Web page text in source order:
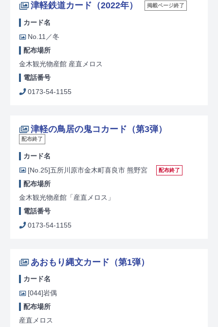
津軽鉄道カード（2022年） 掲載ページ終了
カード名
No.11／冬
配布場所
金木観光物産館 産直メロス
電話番号
0173-54-1155
津軽の鳥居の鬼コカード（第3弾）
配布終了
カード名
[No.25]五所川原市金木町喜良市 熊野宮 配布終了
配布場所
金木観光物産館「産直メロス」
電話番号
0173-54-1155
あおもり縄文カード（第1弾）
カード名
[044]岩偶
配布場所
産直メロス